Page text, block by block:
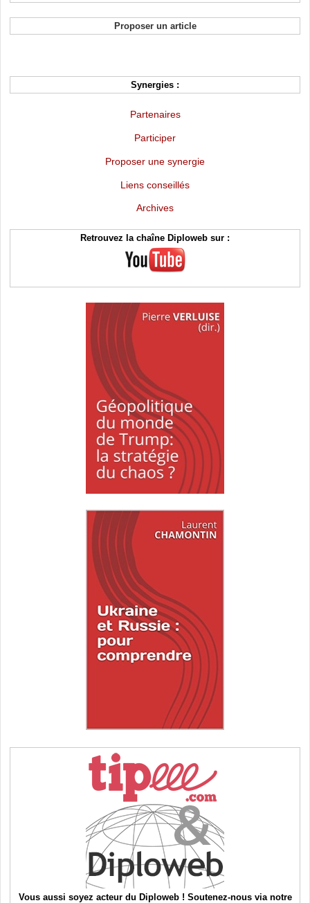
Proposer un article
Synergies :
Partenaires
Participer
Proposer une synergie
Liens conseillés
Archives
Retrouvez la chaîne Diploweb sur :
Vous aussi soyez acteur du Diploweb ! Soutenez-nous via notre